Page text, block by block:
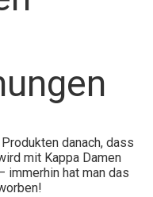
danach, dass
mit Kappa Damen
immerhin hat man das